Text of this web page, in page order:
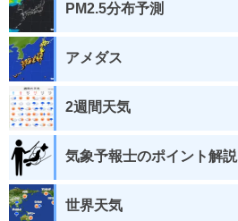
PM2.5分布予測
アメダス
2週間天気
気象予報士のポイント解説
世界天気